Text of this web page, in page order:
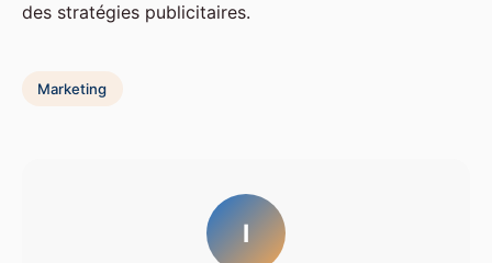
des stratégies publicitaires.
Marketing
I